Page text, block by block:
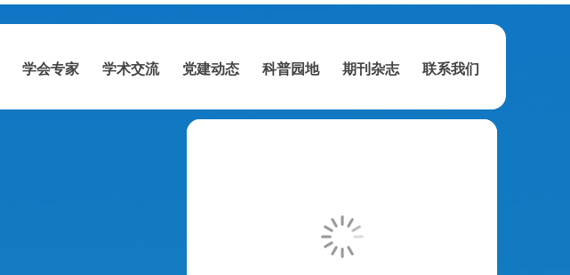
学会专家 学术交流 党建动态 科普园地 期刊杂志 联系我们